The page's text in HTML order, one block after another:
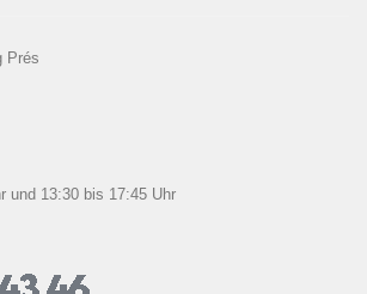
Prés
und 13:30 bis 17:45 Uhr